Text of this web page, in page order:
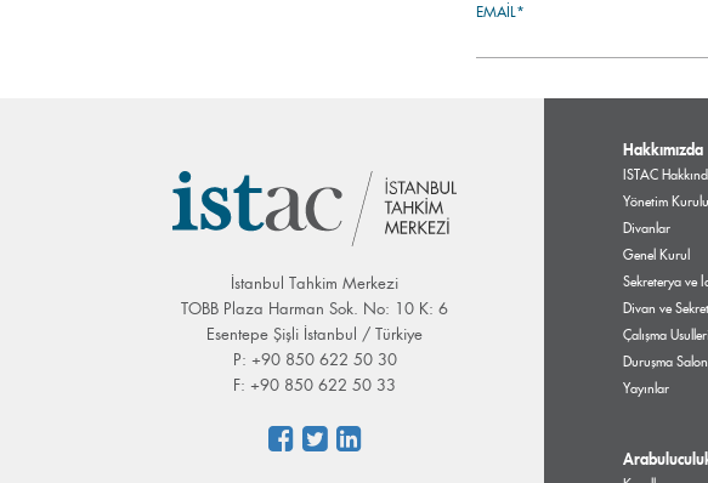
EMAIL*
İstanbul Tahkim Merkezi
TOBB Plaza Harman Sok. No: 10 K: 6
Esentepe Şişli İstanbul / Türkiye
P: +90 850 622 50 30
F: +90 850 622 50 33
Hakkımızda
ISTAC
Yönetim Kurulu
Divanlar
Genel Kurul
Sekreterya ve
Divan ve
Çalışma
Duruşma
Yayınlar